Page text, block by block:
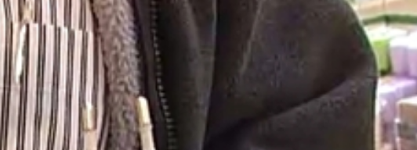
Fogyasztóvédelmi Hatóság Regionális Felügyelősége
Magyarországon már bevizsgáltak és nem találtak
más ország fogyasztóvédőinek a látókörébe."
probléma a szabványosnál vékonyabb, emiatt
Azok az áruk sem kerülhetnek a boltokba, amelyek
eredetigazolást találni.